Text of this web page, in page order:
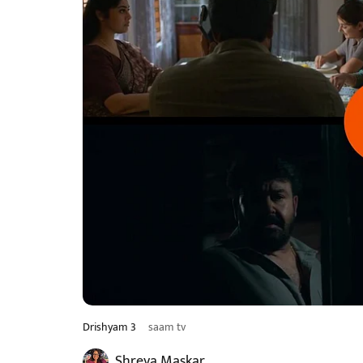
Drishyam 3 saam tv